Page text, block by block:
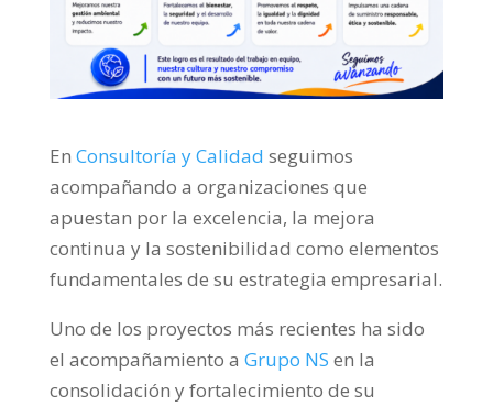
En Consultoría y Calidad seguimos
acompañando a organizaciones que
apuestan por la excelencia, la mejora
continua y la sostenibilidad como elementos
fundamentales de su estrategia empresarial.
Uno de los proyectos más recientes ha sido
el acompañamiento a Grupo NS en la
consolidación y fortalecimiento de su